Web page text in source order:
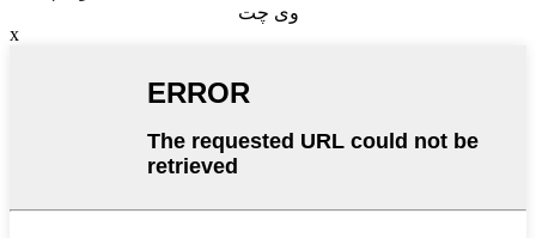
وی چت
x